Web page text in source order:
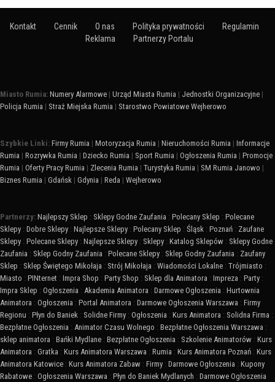
Kontakt Cennik O nas Polityka prywatności
Regulamin
Reklama
Partnerzy Portalu
Miasto Rumia: Numery Alarmowe | Urząd Miasta Rumia | Jednostki Organizacyjne |
Policja Rumia | Straż Miejska Rumia | Starostwo Powiatowe Wejherowo
Szybkie Linki: Firmy Rumia | Motoryzacja Rumia | Nieruchomości Rumia | Informacje
Rumia | Rozrywka Rumia | Dziecko Rumia | Sport Rumia | Ogłoszenia Rumia | Promocje
Rumia | Oferty Pracy Rumia | Zlecenia Rumia | Turystyka Rumia | SM Rumia Janowo |
Biznes Rumia | Gdańsk | Gdynia | Reda | Wejherowo
Partnerzy: Najlepszy Sklep : Sklepy Godne Zaufania : Polecany Sklep : Polecane
Sklepy : Dobre Sklepy : Najlepsze Sklepy : Polecany Sklep : Śląsk : Poznań : Zaufane
Sklepy : Polecane Sklepy : Najlepsze Sklepy : Sklepy : Katalog Sklepów : Sklepy Godne
Zaufania : Sklep Godny Zaufania : Polecane Sklepy : Sklep Godny Zaufania : Zaufany
Sklep : Sklep Świętego Mikołaja : Strój Mikołaja : Wiadomości Lokalne : Trójmiasto :
Miasto : PINternet : Impra Shop : Party Shop : Sklep dla Animatora : Impreza : Party :
Impra Sklep : Ogłoszenia : Akademia Animatora : Darmowe Ogłoszenia : Hurtownia
Animatora : Ogłoszenia : Portal Animatora : Darmowe Ogłoszenia Warszawa : Firmy
Regionu : Płyn do Baniek : Solidne Firmy : Ogłoszenia : Kurs Animatora : Solidna Firma :
Bezpłatne Ogłoszenia : Animator Czasu Wolnego : Bezpłatne Ogłoszenia Warszawa :
sklep animatora : Bańki Mydlane : Bezpłatne Ogłoszenia : Szkolenie Animatorów : Kurs
Animatora : Gratka : Kurs Animatora Warszawa : Rumia : Kurs Animatora Poznań : Kurs
Animatora Katowice : Kurs Animatora Zabaw : Firmy : Darmowe Ogłoszenia : Kupony
Rabatowe : Ogłoszenia Warszawa : Płyn do Baniek Mydlanych : Darmowe Ogłoszenia